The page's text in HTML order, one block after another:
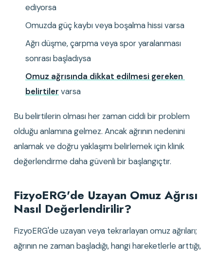
ediyorsa
Omuzda güç kaybı veya boşalma hissi varsa
Ağrı düşme, çarpma veya spor yaralanması
sonrası başladıysa
Omuz ağrısında dikkat edilmesi gereken
belirtiler varsa
Bu belirtilerin olması her zaman ciddi bir problem
olduğu anlamına gelmez. Ancak ağrının nedenini
anlamak ve doğru yaklaşımı belirlemek için klinik
değerlendirme daha güvenli bir başlangıçtır.
FizyoERG'de Uzayan Omuz Ağrısı
Nasıl Değerlendirilir?
FizyoERG'de uzayan veya tekrarlayan omuz ağrıları;
ağrının ne zaman başladığı, hangi hareketlerle arttığı,